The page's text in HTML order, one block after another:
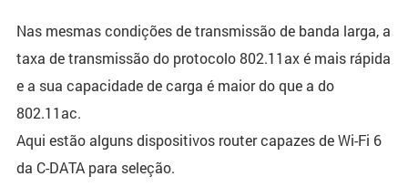
Nas mesmas condições de transmissão de banda larga, a
taxa de transmissão do protocolo 802.11ax é mais rápida
e a sua capacidade de carga é maior do que a do
802.11ac.
Aqui estão alguns dispositivos router capazes de Wi-Fi 6
da C-DATA para seleção.